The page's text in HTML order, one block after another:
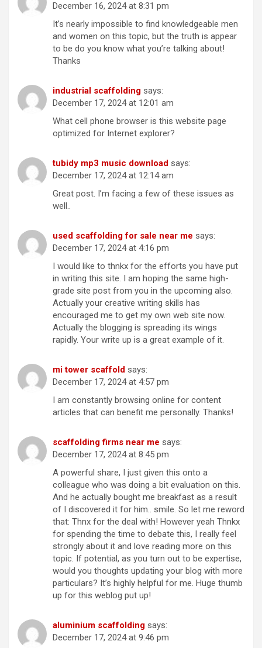
December 16, 2024 at 8:31 pm
It’s nearly impossible to find knowledgeable men
and women on this topic, but the truth is appear
to be do you know what you’re talking about!
Thanks
industrial scaffolding says:
December 17, 2024 at 12:01 am
What cell phone browser is this website page
optimized for Internet explorer?
tubidy mp3 music download says:
December 17, 2024 at 12:14 am
Great post. I’m facing a few of these issues as
well..
used scaffolding for sale near me says:
December 17, 2024 at 4:16 pm
I would like to thnkx for the efforts you have put
in writing this site. I am hoping the same high-
grade site post from you in the upcoming also.
Actually your creative writing skills has
encouraged me to get my own web site now.
Actually the blogging is spreading its wings
rapidly. Your write up is a great example of it.
mi tower scaffold says:
December 17, 2024 at 4:57 pm
I am constantly browsing online for content
articles that can benefit me personally. Thanks!
scaffolding firms near me says:
December 17, 2024 at 8:45 pm
A powerful share, I just given this onto a
colleague who was doing a bit evaluation on this.
And he actually bought me breakfast as a result
of I discovered it for him.. smile. So let me reword
that: Thnx for the deal with! However yeah Thnkx
for spending the time to debate this, I really feel
strongly about it and love reading more on this
topic. If potential, as you turn out to be expertise,
would you thoughts updating your blog with more
particulars? It’s highly helpful for me. Huge thumb
up for this weblog put up!
aluminium scaffolding says:
December 17, 2024 at 9:46 pm